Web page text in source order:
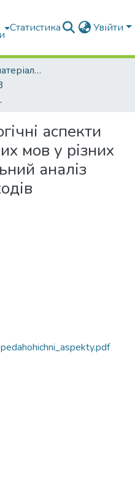
Статистика Увійти
Конференції та матеріали конференцій
підходів
аспекти
мов у різних
аналіз